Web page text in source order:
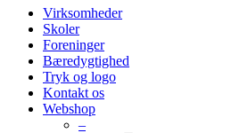
Virksomheder
Skoler
Foreninger
Bæredygtighed
Tryk og logo
Kontakt os
Webshop
–